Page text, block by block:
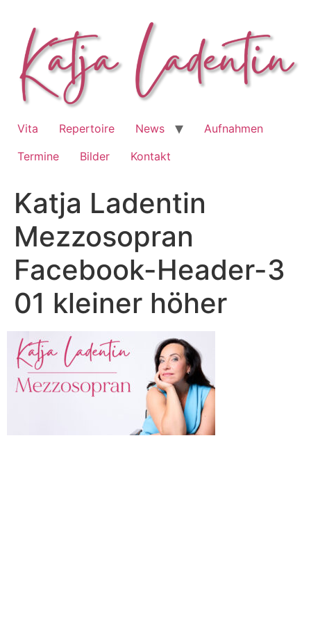
springen
Vita Repertoire News
Aufnahmen
Termine
Bilder Kontakt
Katja Ladentin
Mezzosopran
Facebook-Header-3
01 kleiner höher